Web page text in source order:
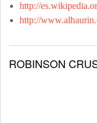
http://
http://
ROBINSON